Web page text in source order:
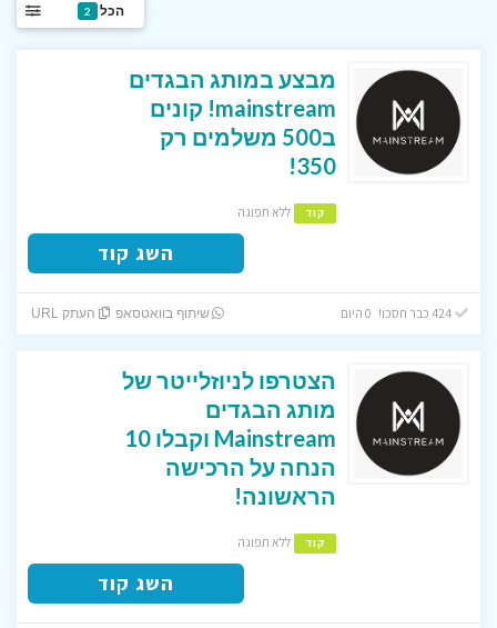
הכל 2
מבצע במותג הבגדים
mainstream! קונים
ב500 משלמים רק
350!
קוד ללא תפוגה
השג קוד
424 כבר חסכו! 0 היום שיתוף בוואטסאפ העתק URL
הצטרפו לניוזלייטר של
מותג הבגדים
Mainstream וקבלו 10
הנחה על הרכישה
הראשונה!
קוד ללא תפוגה
השג קוד